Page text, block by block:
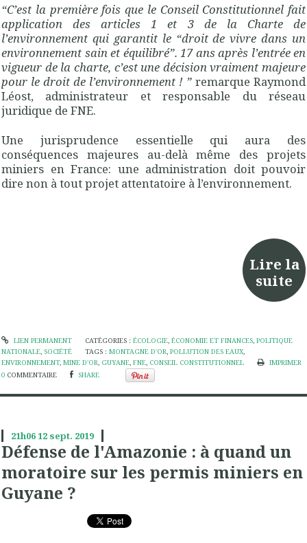
“C’est la première fois que le Conseil Constitutionnel fait
application des articles 1 et 3 de la Charte de
l’environnement qui garantit le “droit de vivre dans un
environnement sain et équilibré”. 17 ans après l’entrée en
vigueur de la charte, c’est une décision vraiment majeure
pour le droit de l’environnement ! ” remarque Raymond
Léost, administrateur et responsable du réseau
juridique de FNE.
Une jurisprudence essentielle qui aura des
conséquences majeures au-delà même des projets
miniers en France: une administration doit pouvoir
dire non à tout projet attentatoire à l’environnement.
Lire la
suite
LIEN PERMANENT CATÉGORIES : ÉCOLOGIE, ÉCONOMIE ET FINANCES, POLITIQUE
NATIONALE SOCIÉTÉ TAGS :MONTAGNE D'OR ,POLLUTION DES EAUX
ENVIRONNEMENT, MINE D'OR GUYANE FNE CONSEIL CONSTITUTIONNEL
IMPRIMER
0 COMMENTAIRE SHARE
21h0612 sept. 2019
Défense de l'Amazonie : à quand un
moratoire sur les permis miniers en
Guyane ?